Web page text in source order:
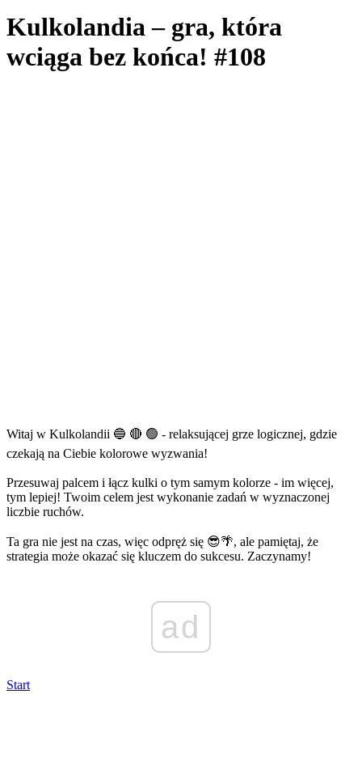
Kulkolandia – gra, która
wciąga bez końca! #108
Witaj w Kulkolandii 🔵 🔴 🟢 - relaksującej grze logicznej, gdzie
czekają na Ciebie kolorowe wyzwania!
Przesuwaj palcem i łącz kulki o tym samym kolorze - im więcej,
tym lepiej! Twoim celem jest wykonanie zadań w wyznaczonej
liczbie ruchów.
Ta gra nie jest na czas, więc odpręż się 😎🌴, ale pamiętaj, że
strategia może okazać się kluczem do sukcesu. Zaczynamy!
ad
Start